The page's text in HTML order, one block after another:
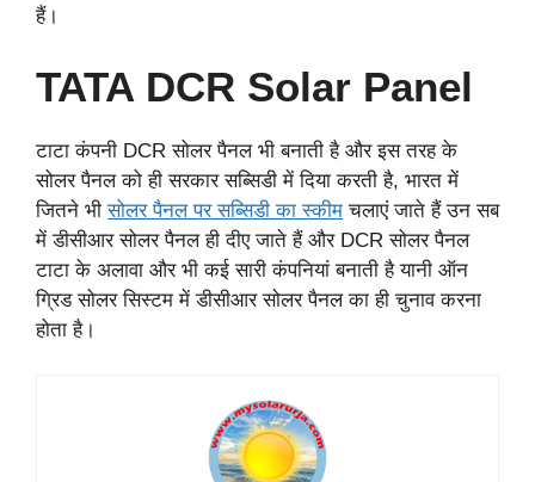
हैं।
TATA DCR Solar Panel
टाटा कंपनी DCR सोलर पैनल भी बनाती है और इस तरह के
सोलर पैनल को ही सरकार सब्सिडी में दिया करती है, भारत में
जितने भीसोलर पैनल पर सब्सिडी का स्कीम चलाएं जाते हैं उन सब
में डीसीआर सोलर पैनल ही दीए जाते हैं और DCR सोलर पैनल
टाटा के अलावा और भी कई सारी कंपनियां बनाती है यानी ऑन
ग्रिड सोलर सिस्टम में डीसीआर सोलर पैनल का ही चुनाव करना
होता है।